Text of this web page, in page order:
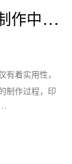
印
刷工艺在企业台历制作中的运用
有着实用性，
制作过程，印